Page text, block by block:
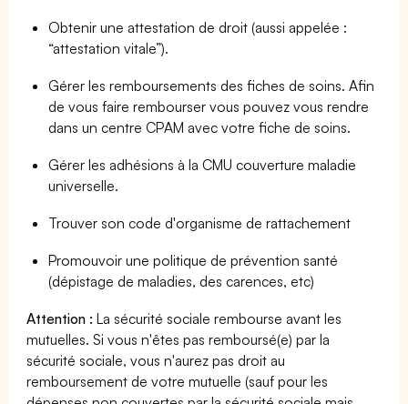
Obtenir une attestation de droit (aussi appelée :
“attestation vitale”).
Gérer les remboursements des fiches de soins. Afin
de vous faire rembourser vous pouvez vous rendre
dans un centre CPAM avec votre fiche de soins.
Gérer les adhésions à la CMU couverture maladie
universelle.
Trouver son code d'organisme de rattachement
Promouvoir une politique de prévention santé
(dépistage de maladies, des carences, etc)
Attention : La sécurité sociale rembourse avant les
mutuelles. Si vous n'êtes pas remboursé(e) par la
sécurité sociale, vous n'aurez pas droit au
remboursement de votre mutuelle (sauf pour les